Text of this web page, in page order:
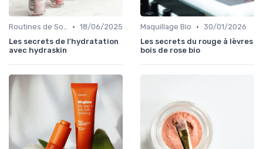
Routines de Soins Bio • 18/06/2025
Les secrets de l'hydratation
avec hydraskin
Maquillage Bio • 30/01/2026
Les secrets du rouge à lèvres
bois de rose bio